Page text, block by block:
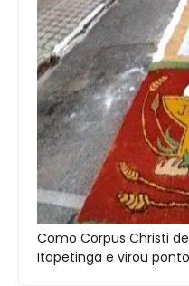
Como Corpus Christi
Itapetinga e virou